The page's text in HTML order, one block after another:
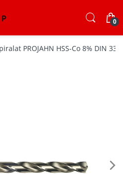
0
PROJAHN HSS-Co 8% DIN